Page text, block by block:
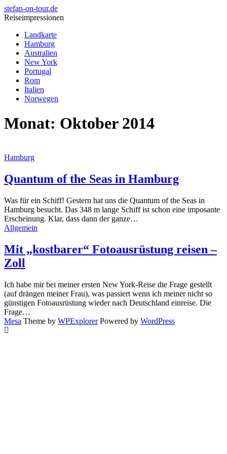
stefan-on-tour.de
Reiseimpressionen
Landkarte
Hamburg
Australien
New York
Portugal
Rom
Italien
Norwegen
Monat: Oktober 2014
Hamburg
Quantum of the Seas in Hamburg
Was für ein Schiff! Gestern hat uns die Quantum of the Seas in
Hamburg besucht. Das 348 m lange Schiff ist schon eine imposante
Erscheinung. Klar, dass dann der ganze…
Allgemein
Mit „kostbarer“ Fotoausrüstung reisen –
Zoll
Ich habe mir bei meiner ersten New York-Reise die Frage gestellt
(auf drängen meiner Frau), was passiert wenn ich meiner nicht so
günstigen Fotoausrüstung wieder nach Deutschland einreise. Die
Frage…
Mesa Theme by WPExplorerPowered by WordPress